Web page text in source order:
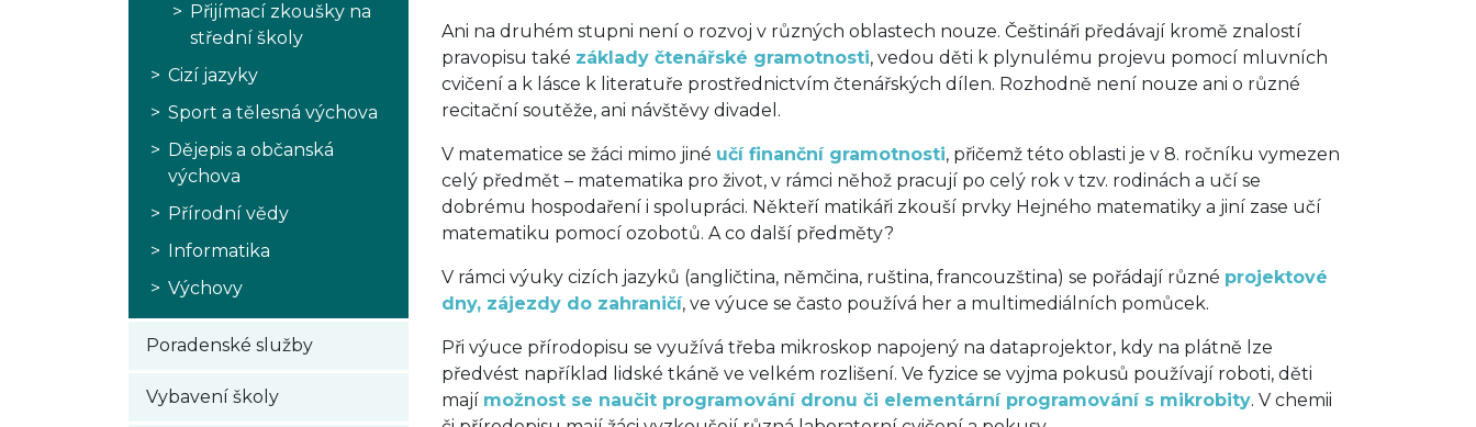
Přijímací zkoušky na
střední školy
Cizí jazyky
Sport a tělesná výchova
Dějepis a občanská
výchova
Přírodní vědy
Informatika
Výchovy
Poradenské služby
Vybavení školy
Ani na druhém stupni není o rozvoj v různých oblastech nouze. Češtináři předávají kromě znalostí
pravopisu také základy čtenářské gramotnosti, vedou děti k plynulému projevu pomocí mluvních
cvičení a k lásce k literatuře prostřednictvím čtenářských dílen. Rozhodně není nouze ani o různé
recitační soutěže, ani návštěvy divadel.
V matematice se žáci mimo jiné učí finanční gramotnosti, přičemž této oblasti je v 8. ročníku vymezen
celý předmět – matematika pro život, v rámci něhož pracují po celý rok v tzv. rodinách a učí se
dobrému hospodaření i spolupráci. Někteří matikáři zkouší prvky Hejného matematiky a jiní zase učí
matematiku pomocí ozobotů. A co další předměty?
V rámci výuky cizích jazyků (angličtina, němčina, ruština, francouzština) se pořádají různé projektové
dny, zájezdy do zahraničí, ve výuce se často používá her a multimediálních pomůcek.
Při výuce přírodopisu se využívá třeba mikroskop napojený na dataprojektor, kdy na plátně lze
předvést například lidské tkáně ve velkém rozlišení. Ve fyzice se vyjma pokusů používají roboti, děti
mají možnost se naučit programování dronu či elementární programování s mikrobity. V chemii